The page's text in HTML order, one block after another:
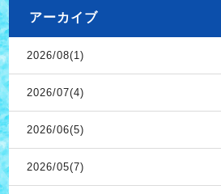
アーカイブ
2026/08(1)
2026/07(4)
2026/06(5)
2026/05(7)